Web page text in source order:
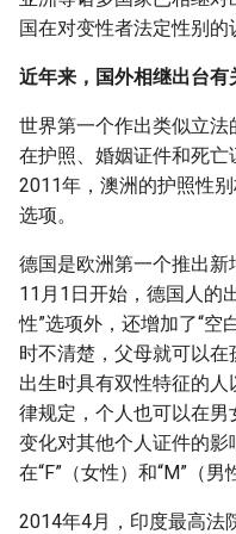
国在对变性者法定性别的
近年来，国外相继出台有
世界第一个作出类似立
在护照、婚姻证件和死
2011年，澳洲的护照性别
选项。
德国是欧洲第一个推出新
11月1日开始，德国人的
性”选项外，还增加了“空
时不清楚，父母就可以
出生时具有双性特征的
律规定，个人也可以在
变化对其他个人证件的
在“F”（女性）和“M”（男
2014年4月，印度最高法